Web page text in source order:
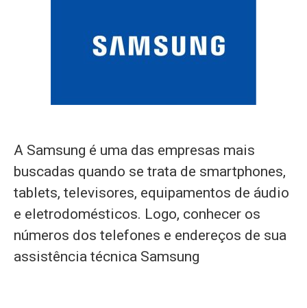
A Samsung é uma das empresas mais
buscadas quando se trata de smartphones,
tablets, televisores, equipamentos de áudio
e eletrodomésticos. Logo, conhecer os
números dos telefones e endereços de sua
assistência técnica Samsung